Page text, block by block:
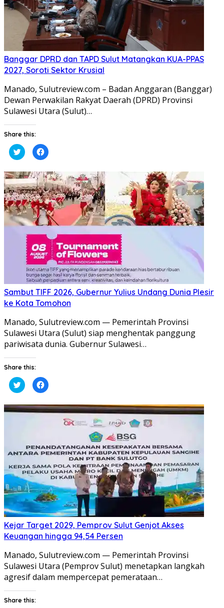
Banggar DPRD dan TAPD Sulut Matangkan KUA-PPAS
2027, Soroti Sektor Krusial
Manado, Sulutreview.com – Badan Anggaran (Banggar) ​
Dewan Perwakilan Rakyat Daerah (DPRD) Provinsi
Sulawesi Utara (Sulut)…
Share this:
Klik
untuk
berbagi
Twitter(Membuka
di
jendela
yang
baru)
Klik
untuk
Facebook(Membuka
di
jendela
yang
baru)
Sambut TIFF 2026, Gubernur Yulius Undang Dunia Plesir
ke Kota Tomohon
Manado, Sulutreview.com — Pemerintah Provinsi
Sulawesi Utara (Sulut) siap menghentak panggung
pariwisata dunia. Gubernur Sulawesi…
Share this:
Klik
untuk
berbagi
Twitter(Membuka
di
Klik
untuk
Facebook(Membuka
di
jendela
Kejar Target 2029, Pemprov Sulut Genjot Akses
Keuangan hingga 94,54 Persen
Manado, Sulutreview.com — Pemerintah Provinsi
Sulawesi Utara (Pemprov Sulut) menetapkan langkah
agresif dalam mempercepat pemerataan…
Share this: